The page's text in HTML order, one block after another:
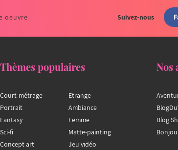
oeuvre Suivez-nous
Thèmes populaires
Court-métrage
Portrait
Fantasy
Sci-fi
Concept art
Etrange
Ambiance
Femme
Matte-painting
Jeu vidéo
Nos
Blog